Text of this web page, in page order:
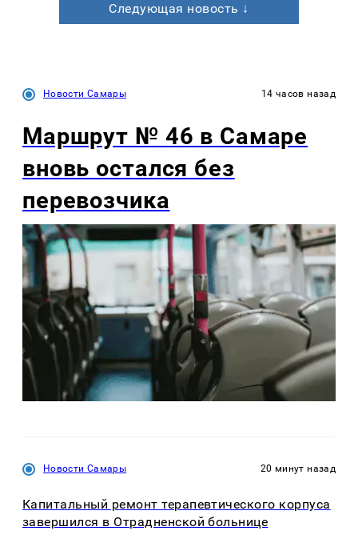
Следующая новость ↓
Новости Самары 14 часов назад
Маршрут № 46 в Самаре
вновь остался без
перевозчика
Новости Самары 20 минут назад
Капитальный ремонт терапевтического корпуса
завершился в Отрадненской больнице